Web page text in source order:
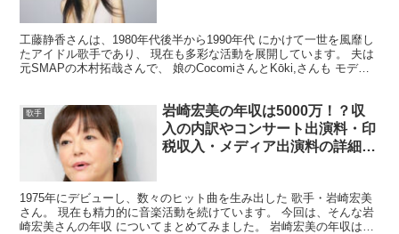
工藤静香さんは、1980年代後半から1990年代 にかけて一世を風靡し
たアイドル歌手であり、 現在も多彩な活動を展開しています。 ​夫は
元SMAPの木村拓哉さんで、 娘のCocomiさんとKōki,さんも モデル
歌手
岩崎宏美の年収は5000万！？収
入の内訳やコンサート出演料・印
税収入・メディア出演料の詳細を
​1975年にデビューし、数々のヒット曲を生み出した 歌手・岩崎宏美
さん。 ​現在も精力的に音楽活動を続けています。 今回は、そんな岩
崎宏美さんの年収 についてまとめてみました。 岩崎宏美の年収はい